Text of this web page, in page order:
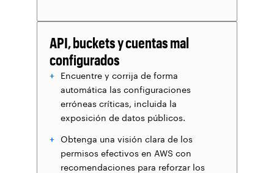
API, buckets y cuentas mal
configurados
Encuentre y corrija de forma
automática las configuraciones
erróneas críticas, incluida la
exposición de datos públicos.
Obtenga una visión clara de los
permisos efectivos en AWS con
recomendaciones para reforzar los